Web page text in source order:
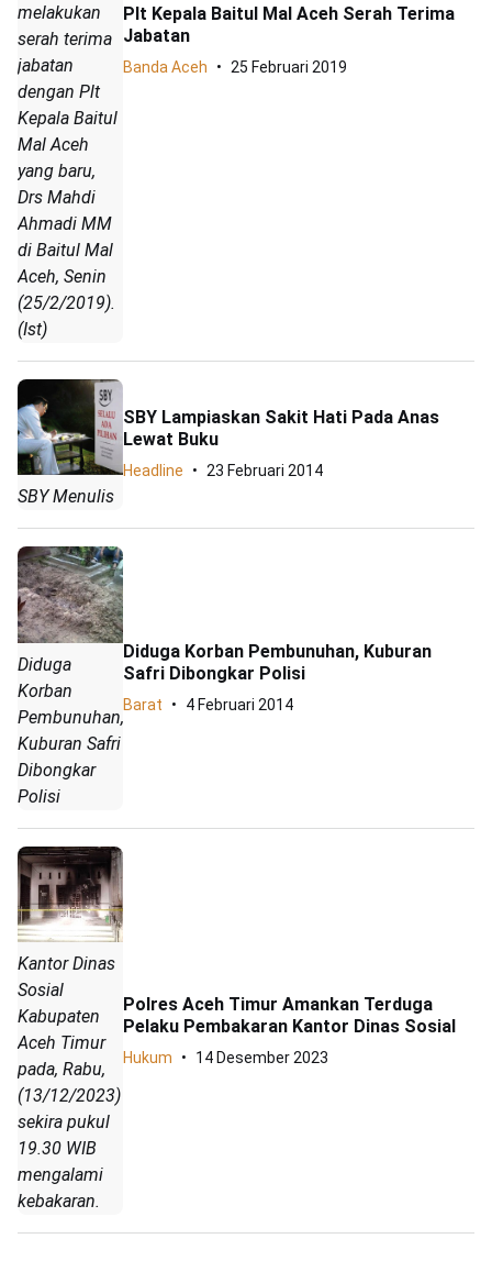
melakukan
serah terima
jabatan
dengan Plt
Kepala Baitul
Mal Aceh
yang baru,
Drs Mahdi
Ahmadi MM
di Baitul Mal
Aceh, Senin
(25/2/2019).
(Ist)
Plt Kepala Baitul Mal Aceh Serah Terima
Jabatan
Banda Aceh 25 Februari 2019
SBY Menulis
SBY Lampiaskan Sakit Hati Pada Anas
Lewat Buku
Headline 23 Februari 2014
Diduga
Korban
Pembunuhan,
Kuburan Safri
Dibongkar
Polisi
Diduga Korban Pembunuhan, Kuburan
Safri Dibongkar Polisi
Barat 4 Februari 2014
Kantor Dinas
Sosial
Kabupaten
Aceh Timur
pada, Rabu,
(13/12/2023)
sekira pukul
19.30 WIB
mengalami
kebakaran.
Polres Aceh Timur Amankan Terduga
Pelaku Pembakaran Kantor Dinas Sosial
Hukum 14 Desember 2023